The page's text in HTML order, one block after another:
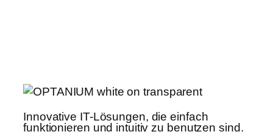
Innovative IT-Lösungen, die einfach
funktionieren und intuitiv zu benutzen sind.